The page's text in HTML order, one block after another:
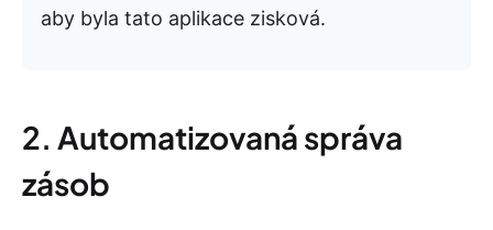
aby byla tato aplikace zisková.
2. Automatizovaná správa
zásob